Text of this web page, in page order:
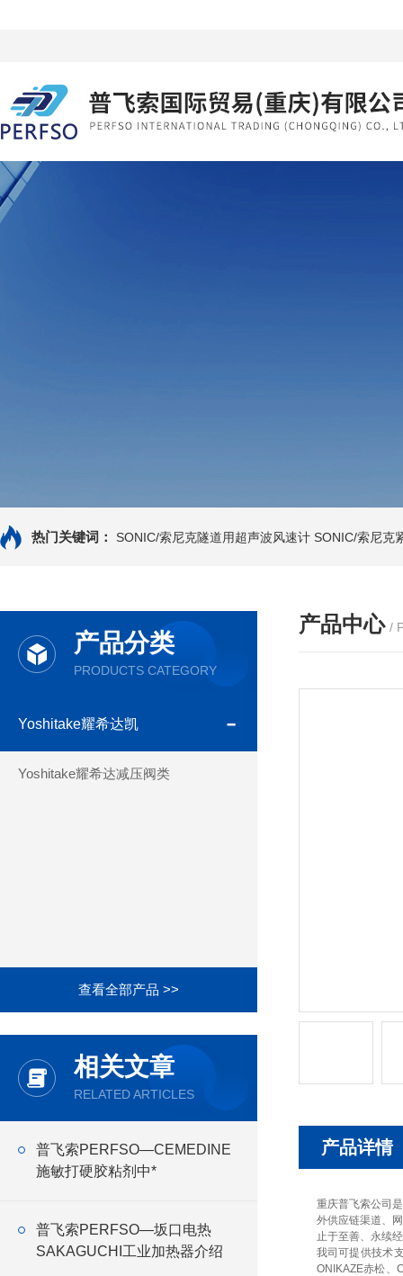
热门关键词： SONIC/索尼克隧道用超声波风速计 SONIC/索尼克
产品分类
PRODUCTS CATEGORY
Yoshitake耀希达凯
Yoshitake耀希达减压阀类
查看全部产品 >>
相关文章
RELATED ARTICLES
普飞索PERFSO—CEMEDINE
施敏打硬胶粘剂中*
普飞索PERFSO—坂口电热
SAKAGUCHI工业加热器介绍
产品中心 /
产品详情
重庆普飞索公司
外供应链渠道、
止于至善、永续
我司可提供技术
ONIKAZE赤松、